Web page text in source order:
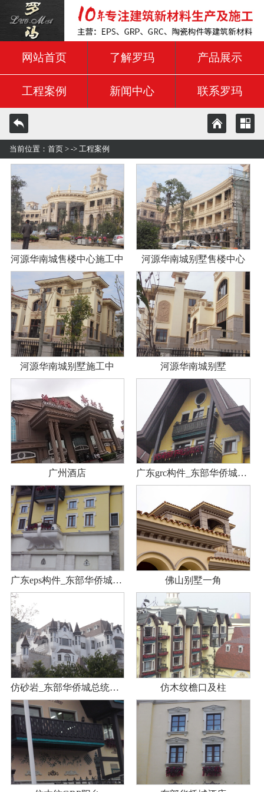
网站首页 了解罗玛 产品展示
工程案例 新闻中心 联系罗玛
当前位置： 首页 > -> 工程案例
河源华南城售楼中心施工中 河源华南城别墅售楼中心
河源华南城别墅施工中 河源华南城别墅
广州酒店 广东grc构件_东部华侨城酒店客房
广东eps构件_东部华侨城酒店大堂入口 佛山别墅一角
仿砂岩_东部华侨城总统别墅 仿木纹檐口及柱